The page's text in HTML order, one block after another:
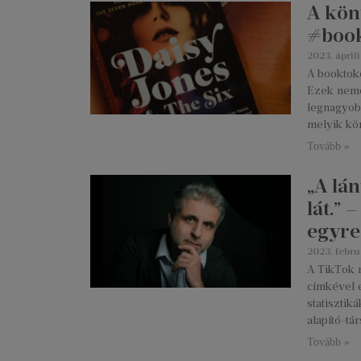
A
2023.
A
Ezek
melyik
Tovább »
„A
lát.”
2023.
A TikTok
címkével
alapító-
Tovább »